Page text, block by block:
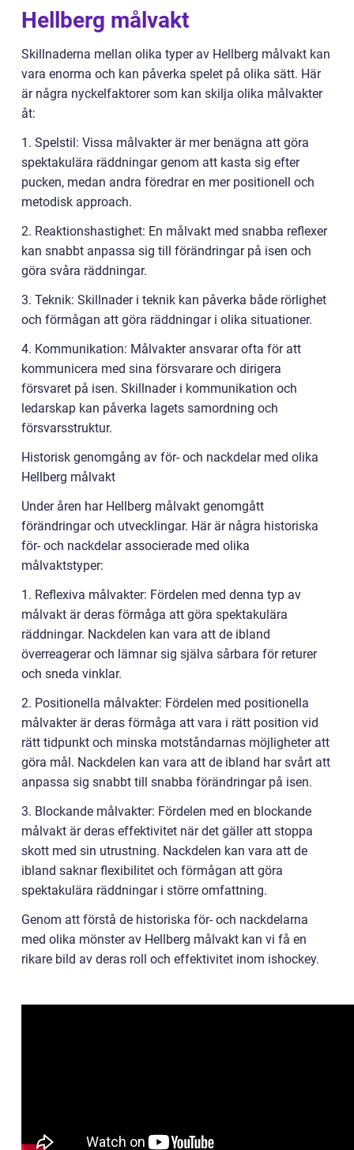
Hellberg målvakt
Skillnaderna mellan olika typer av Hellberg målvakt kan
vara enorma och kan påverka spelet på olika sätt. Här
är några nyckelfaktorer som kan skilja olika målvakter
åt:
1. Spelstil: Vissa målvakter är mer benägna att göra
spektakulära räddningar genom att kasta sig efter
pucken, medan andra föredrar en mer positionell och
metodisk approach.
2. Reaktionshastighet: En målvakt med snabba reflexer
kan snabbt anpassa sig till förändringar på isen och
göra svåra räddningar.
3. Teknik: Skillnader i teknik kan påverka både rörlighet
och förmågan att göra räddningar i olika situationer.
4. Kommunikation: Målvakter ansvarar ofta för att
kommunicera med sina försvarare och dirigera
försvaret på isen. Skillnader i kommunikation och
ledarskap kan påverka lagets samordning och
försvarsstruktur.
Historisk genomgång av för- och nackdelar med olika
Hellberg målvakt
Under åren har Hellberg målvakt genomgått
förändringar och utvecklingar. Här är några historiska
för- och nackdelar associerade med olika
målvaktstyper:
1. Reflexiva målvakter: Fördelen med denna typ av
målvakt är deras förmåga att göra spektakulära
räddningar. Nackdelen kan vara att de ibland
överreagerar och lämnar sig själva sårbara för returer
och sneda vinklar.
2. Positionella målvakter: Fördelen med positionella
målvakter är deras förmåga att vara i rätt position vid
rätt tidpunkt och minska motståndarnas möjligheter att
göra mål. Nackdelen kan vara att de ibland har svårt att
anpassa sig snabbt till snabba förändringar på isen.
3. Blockande målvakter: Fördelen med en blockande
målvakt är deras effektivitet när det gäller att stoppa
skott med sin utrustning. Nackdelen kan vara att de
ibland saknar flexibilitet och förmågan att göra
spektakulära räddningar i större omfattning.
Genom att förstå de historiska för- och nackdelarna
med olika mönster av Hellberg målvakt kan vi få en
rikare bild av deras roll och effektivitet inom ishockey.